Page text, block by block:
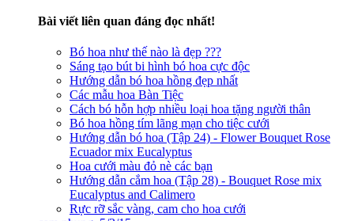
Bài viết liên quan đáng đọc nhất!
Bó hoa như thế nào là đẹp ???
Sáng tạo bút bi hình bó hoa cực độc
Hướng dẫn bó hoa hồng đẹp nhất
Các mẫu hoa Bàn Tiệc
Cách bó hỗn hợp nhiều loại hoa tặng người thân
Bó hoa hồng tím lãng mạn cho tiệc cưới
Hướng dẫn bó hoa (Tập 24) - Flower Bouquet Rose
Ecuador mix Eucalyptus
Hoa cưới màu đỏ nè các bạn
Hướng dẫn cắm hoa (Tập 28) - Bouquet Rose mix
Eucalyptus and Calimero
Rực rỡ sắc vàng, cam cho hoa cưới